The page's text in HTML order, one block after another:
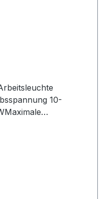
10-